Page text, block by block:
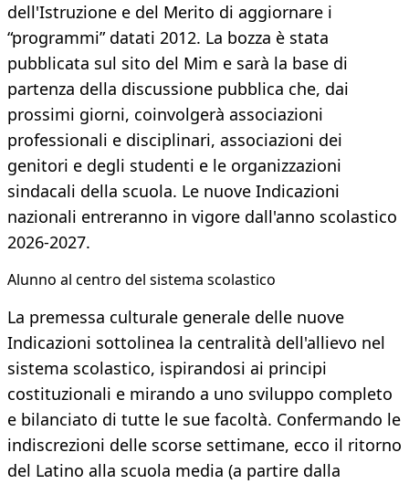
dell'Istruzione e del Merito di aggiornare i
“programmi” datati 2012. La bozza è stata
pubblicata sul sito del Mim e sarà la base di
partenza della discussione pubblica che, dai
prossimi giorni, coinvolgerà associazioni
professionali e disciplinari, associazioni dei
genitori e degli studenti e le organizzazioni
sindacali della scuola. Le nuove Indicazioni
nazionali entreranno in vigore dall'anno scolastico
2026-2027.
Alunno al centro del sistema scolastico
La premessa culturale generale delle nuove
Indicazioni sottolinea la centralità dell'allievo nel
sistema scolastico, ispirandosi ai principi
costituzionali e mirando a uno sviluppo completo
e bilanciato di tutte le sue facoltà. Confermando le
indiscrezioni delle scorse settimane, ecco il ritorno
del Latino alla scuola media (a partire dalla